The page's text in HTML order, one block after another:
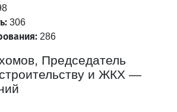
306
286
Председатель
и ЖКХ —